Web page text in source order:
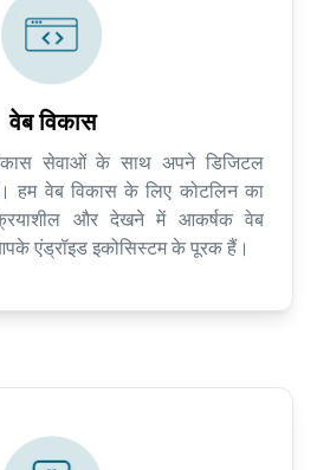
वेब विकास
सेवाओं के साथ अपने डिजिटल
हम वेब विकास के लिए कोटलिन का
और देखने में आकर्षक वेब
एंड्रॉइड इकोसिस्टम के पूरक हैं।